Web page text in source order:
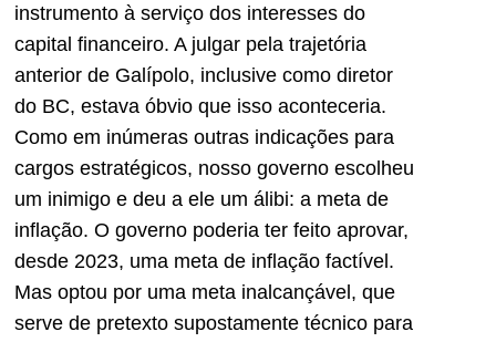
instrumento à serviço dos interesses do
capital financeiro. A julgar pela trajetória
anterior de Galípolo, inclusive como diretor
do BC, estava óbvio que isso aconteceria.
Como em inúmeras outras indicações para
cargos estratégicos, nosso governo escolheu
um inimigo e deu a ele um álibi: a meta de
inflação. O governo poderia ter feito aprovar,
desde 2023, uma meta de inflação factível.
Mas optou por uma meta inalcançável, que
serve de pretexto supostamente técnico para